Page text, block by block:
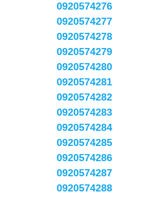
0920574276
0920574277
0920574278
0920574279
0920574280
0920574281
0920574282
0920574283
0920574284
0920574285
0920574286
0920574287
0920574288